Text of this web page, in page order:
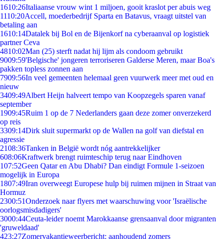
1610:26Italiaanse vrouw wint 1 miljoen, gooit kraslot per abuis weg
1110:20Accell, moederbedrijf Sparta en Batavus, vraagt uitstel van
betaling aan
1610:14Datalek bij Bol en de Bijenkorf na cyberaanval op logistiek
partner Ceva
4810:02Man (25) sterft nadat hij lijm als condoom gebruikt
9009:59'Belgische' jongeren terroriseren Galderse Meren, maar Boa's
pakken topless zonnen aan
7909:56In veel gemeenten helemaal geen vuurwerk meer met oud en
nieuw
3409:49Albert Heijn halveert tempo van Koopzegels sparen vanaf
september
1909:45Ruim 1 op de 7 Nederlanders gaan deze zomer onverzekerd
op reis
3309:14Dirk sluit supermarkt op de Wallen na golf van diefstal en
agressie
2108:36Tanken in België wordt nóg aantrekkelijker
608:06Kraftwerk brengt ruimteschip terug naar Eindhoven
107:52Geen Qatar en Abu Dhabi? Dan eindigt Formule 1-seizoen
mogelijk in Europa
1807:49Iran overweegt Europese hulp bij ruimen mijnen in Straat van
Hormuz
2300:51Onderzoek naar flyers met waarschuwing voor 'Israëlische
oorlogsmisdadigers'
3000:44Ceuta-leider noemt Marokkaanse grensaanval door migranten
'gruweldaad'
423:27Zomervakantieweerbericht: aanhoudend zomers